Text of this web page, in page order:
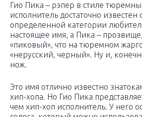
Гио Пика – рэпер в стиле
исполнитель достаточно известен
определенной категории
настоящее имя, а Пика –
«пиковый», что на тюремном
«нерусский, черный». Ну и,
нож.
Это имя отлично известно
хип-хопа. Но Гио Пика
чем хип-хоп исполнитель. У него